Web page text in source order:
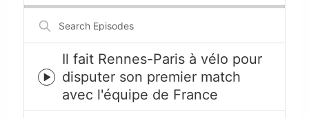
Search
Episodes
Episode
play
icon
Il fait Rennes-Paris à vélo pour
disputer son premier match
avec l'équipe de France